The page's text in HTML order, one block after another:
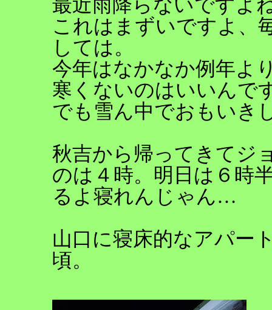
最近雨降らないですよ
これはまずいですよ、
しては。
今年はなかなか例年よ
寒くないのはいいんで
でも雪ん中でおもいき
秋吉から帰ってきてジ
のは４時。明日は６時
るよ寝れんじゃん…
山口に寝床的なアパー
頃。